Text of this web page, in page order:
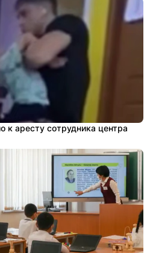
к аресту сотрудника центра